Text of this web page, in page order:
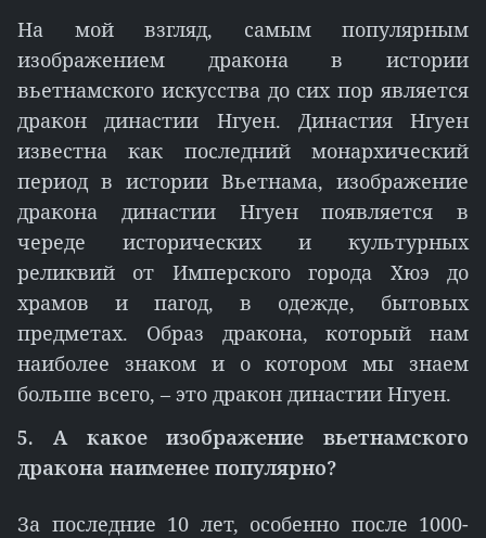
На мой взгляд, самым популярным
изображением дракона в истории
вьетнамского искусства до сих пор является
дракон династии Нгуен. Династия Нгуен
известна как последний монархический
период в истории Вьетнама, изображение
дракона династии Нгуен появляется в
череде исторических и культурных
реликвий от Имперского города Хюэ до
храмов и пагод, в одежде, бытовых
предметах. Образ дракона, который нам
наиболее знаком и о котором мы знаем
больше всего, – это дракон династии Нгуен.
5. А какое изображение вьетнамского
дракона наименее популярно?
За последние 10 лет, особенно после 1000-